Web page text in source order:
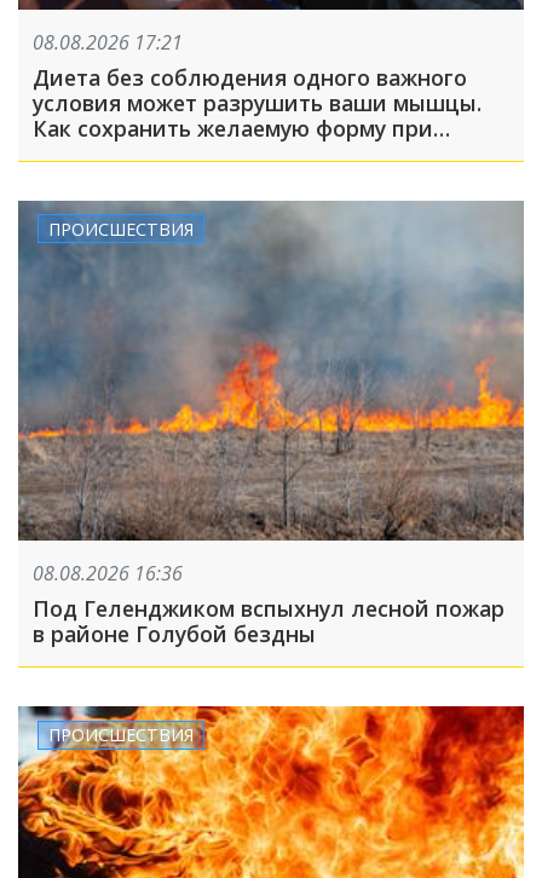
08.08.2026 17:21
Диета без соблюдения одного важного
условия может разрушить ваши мышцы.
Как сохранить желаемую форму при
ПРОИСШЕСТВИЯ
08.08.2026 16:36
Под Геленджиком вспыхнул лесной пожар
в районе Голубой бездны
ПРОИСШЕСТВИЯ